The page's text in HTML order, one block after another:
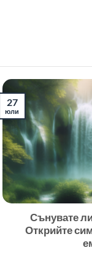
Сънувате
Открийте
27
юли